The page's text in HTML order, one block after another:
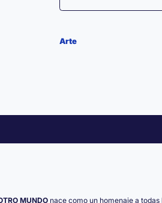
—
Decorativa
30
cantidad
Arte
MUNDOnace como un homenaje a todas